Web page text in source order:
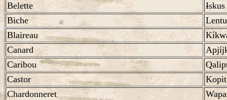
Belette
Iskus
Biche
Blaireau
Canard
Caribou
Castor
Kopit
Chardonneret